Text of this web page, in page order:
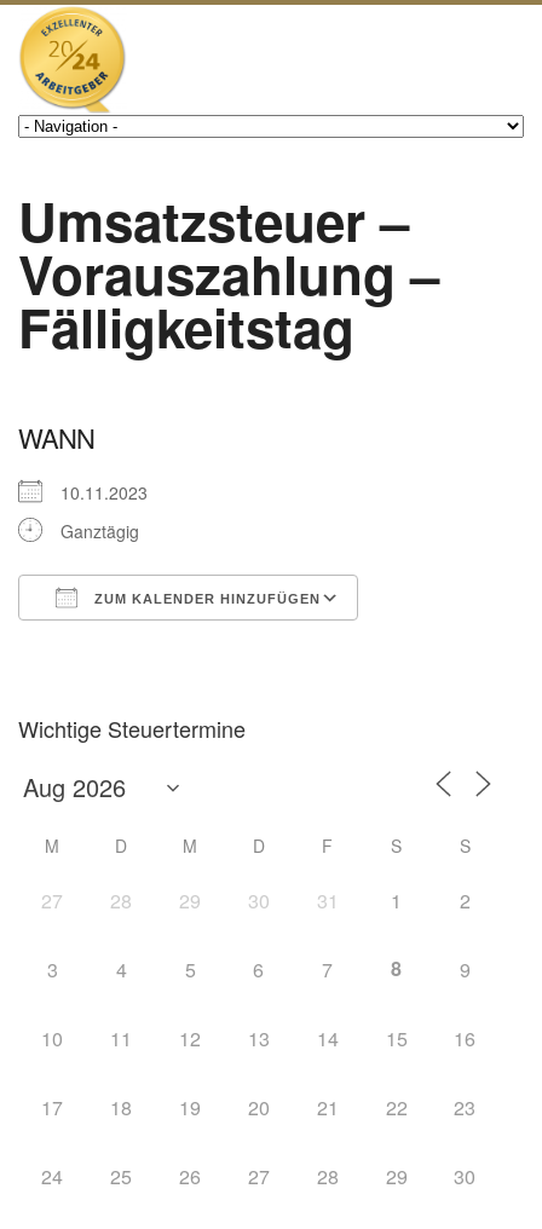
Umsatzsteuer –
Vorauszahlung –
Fälligkeitstag
WANN
10.11.2023
Ganztägig
ZUM KALENDER HINZUFÜGEN
Wichtige Steuertermine
M D M D F S S
27 28 29 30 31 1 2
3 4 5 6 7 8 9
10 11 12 13 14 15 16
17 18 19 20 21 22 23
24 25 26 27 28 29 30